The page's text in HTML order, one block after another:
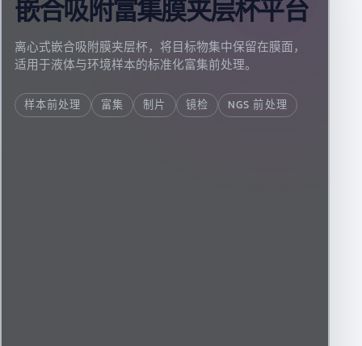
嵌合吸附富集膜夹层杯平台
离心式嵌合吸附膜夹层杯，将目标物集中保留在膜面，
适用于液体与环境样本的标准化富集前处理。
样本前处理 富集 制片 镜检 NGS 前处理